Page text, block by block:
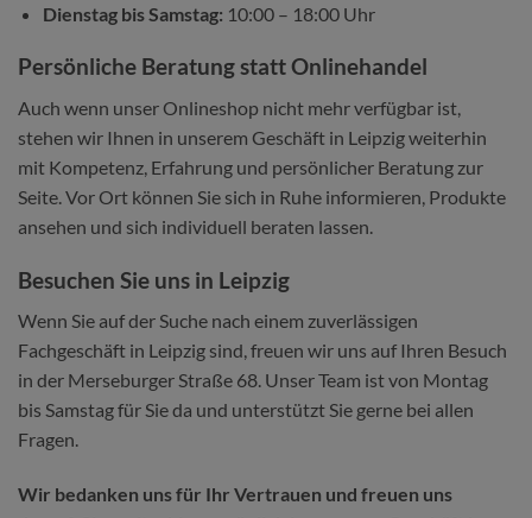
Dienstag bis Samstag: 10:00 – 18:00 Uhr
Persönliche Beratung statt Onlinehandel
Auch wenn unser Onlineshop nicht mehr verfügbar ist,
stehen wir Ihnen in unserem Geschäft in Leipzig weiterhin
mit Kompetenz, Erfahrung und persönlicher Beratung zur
Seite. Vor Ort können Sie sich in Ruhe informieren, Produkte
ansehen und sich individuell beraten lassen.
Besuchen Sie uns in Leipzig
Wenn Sie auf der Suche nach einem zuverlässigen
Fachgeschäft in Leipzig sind, freuen wir uns auf Ihren Besuch
in der Merseburger Straße 68. Unser Team ist von Montag
bis Samstag für Sie da und unterstützt Sie gerne bei allen
Fragen.
Wir bedanken uns für Ihr Vertrauen und freuen uns